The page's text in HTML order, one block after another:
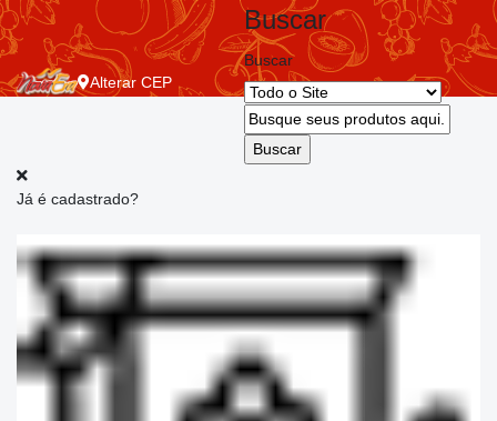
Alterar CEP
Buscar
Buscar
Já é cadastrado?